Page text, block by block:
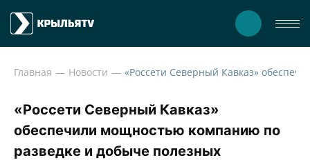
Главная Новости
«Россети Северный Кавказ»
обеспечили мощностью компанию по
разведке и добыче полезных